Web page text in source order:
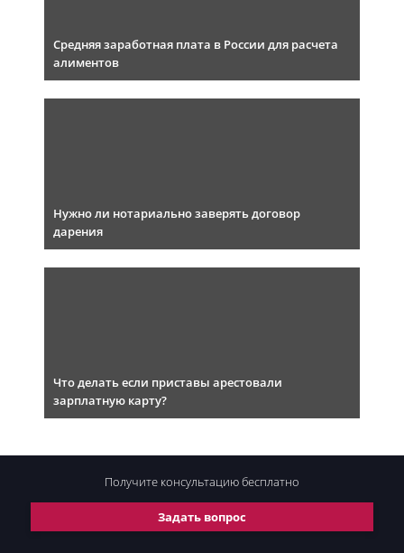
Средняя заработная плата в России для расчета
алиментов
Нужно ли нотариально заверять договор
дарения
Что делать если приставы арестовали
зарплатную карту?
Задать вопрос
Получите консультациюбесплатно